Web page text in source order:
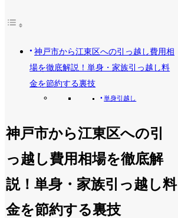
神戸市から江東区への引っ越し費用相
場を徹底解説！単身・家族引っ越し料
金を節約する裏技
単身引越し
神戸市から江東区への引
っ越し費用相場を徹底解
説！単身・家族引っ越し料
金を節約する裏技